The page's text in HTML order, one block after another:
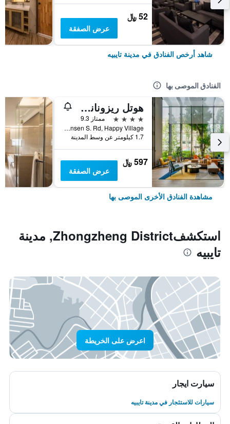
52 ﷼
عرض الصفقة
شاهد أرخص الفنادق في مدينة تايبيه
الفنادق الموصى بها
هوتل ريزونانس تايبي، تابيستري كوليكشن باي هيلتون
4 نجوم
ممتاز 9.3
No. 7 Linsen S. Rd, Happy Village, مدينة تايبيه, تايوان
1.7 كيلومتر عن وسط المدينة
597 ﷼
عرض الصفقة
مشاهدة الفنادق الأخرى الموصى بها
استكشفZhongzheng District, مدينة
تايبيه
اعرض على الخريطة
سيارت ايجار
سيارات للاستئجار في مدينة تايبيه